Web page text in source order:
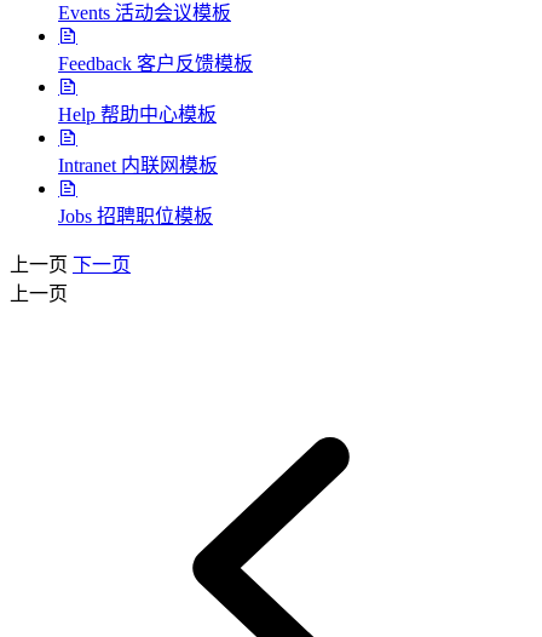
Events 活动会议模板
Feedback 客户反馈模板
Help 帮助中心模板
Intranet 内联网模板
Jobs 招聘职位模板
上一页 下一页
上一页